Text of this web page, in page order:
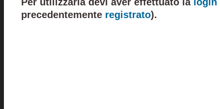
precedentemente registrato).